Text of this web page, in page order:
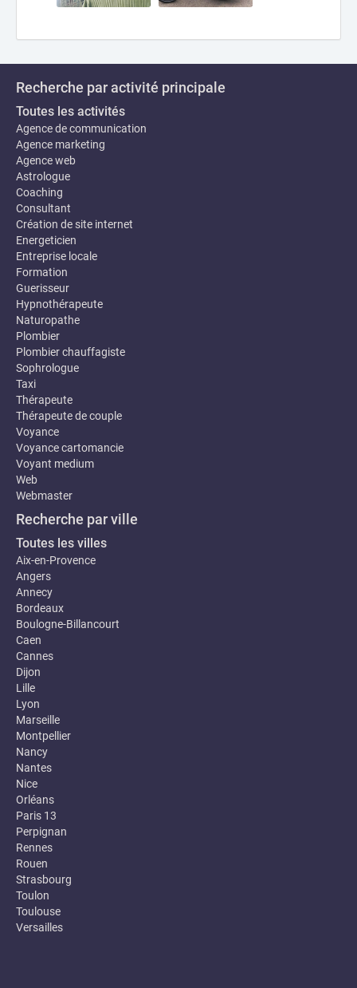
Recherche par activité principale
Toutes les activités
Agence de communication
Agence marketing
Agence web
Astrologue
Coaching
Consultant
Création de site internet
Energeticien
Entreprise locale
Formation
Guerisseur
Hypnothérapeute
Naturopathe
Plombier
Plombier chauffagiste
Sophrologue
Taxi
Thérapeute
Thérapeute de couple
Voyance
Voyance cartomancie
Voyant medium
Web
Webmaster
Recherche par ville
Toutes les villes
Aix-en-Provence
Angers
Annecy
Bordeaux
Boulogne-Billancourt
Caen
Cannes
Dijon
Lille
Lyon
Marseille
Montpellier
Nancy
Nantes
Nice
Orléans
Paris 13
Perpignan
Rennes
Rouen
Strasbourg
Toulon
Toulouse
Versailles